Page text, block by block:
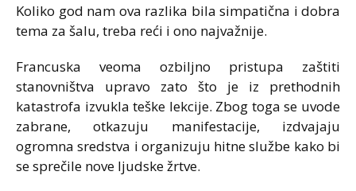
Koliko god nam ova razlika bila simpatična i dobra
tema za šalu, treba reći i ono najvažnije.
Francuska veoma ozbiljno pristupa zaštiti
stanovništva upravo zato što je iz prethodnih
katastrofa izvukla teške lekcije. Zbog toga se uvode
zabrane, otkazuju manifestacije, izdvajaju
ogromna sredstva i organizuju hitne službe kako bi
se sprečile nove ljudske žrtve.